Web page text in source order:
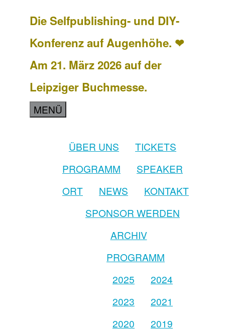
Die Selfpublishing- und DIY-
Konferenz auf Augenhöhe. ❤
Am 21. März 2026 auf der
Leipziger Buchmesse.
MENÜ
ÜBER UNS
TICKETS
PROGRAMM
SPEAKER
ORT
NEWS
KONTAKT
SPONSOR WERDEN
ARCHIV
PROGRAMM
2025
2024
2023
2021
2020
2019